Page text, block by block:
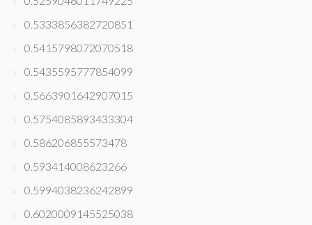
0.5333856382720851
0.5415798072070518
0.5435595777854099
0.5663901642907015
0.5754085893433304
0.586206855573478
0.593414008623266
0.5994038236242899
0.6020009145525038